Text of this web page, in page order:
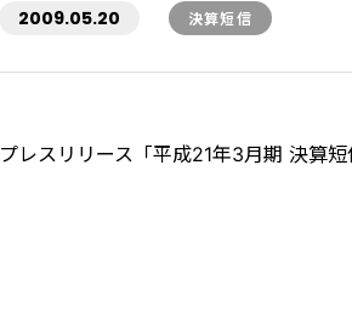
2009.05.20 決算短信
プレスリリース「平成21年3月期 決算短